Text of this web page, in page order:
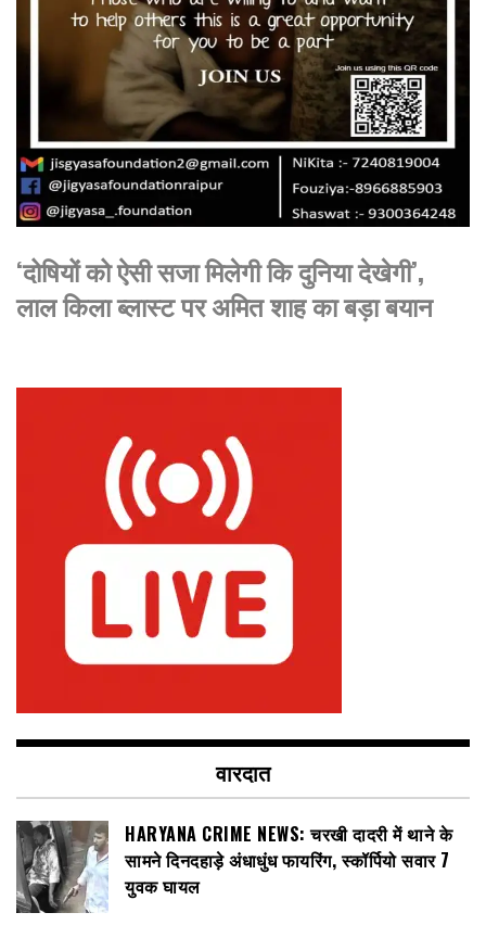
‘दोषियों को ऐसी सजा मिलेगी कि दुनिया देखेगी’,
लाल किला ब्लास्ट पर अमित शाह का बड़ा बयान
वारदात
HARYANA CRIME NEWS: चरखी दादरी में थाने के
सामने दिनदहाड़े अंधाधुंध फायरिंग, स्कॉर्पियो सवार 7
युवक घायल